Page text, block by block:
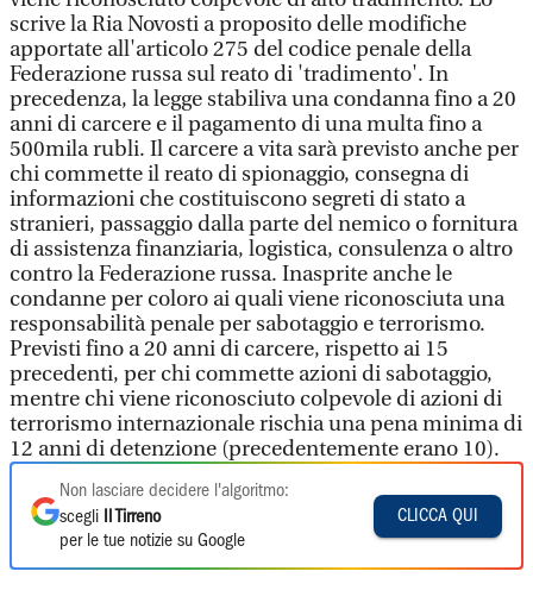
scrive la Ria Novosti a proposito delle modifiche
apportate all'articolo 275 del codice penale della
Federazione russa sul reato di 'tradimento'. In
precedenza, la legge stabiliva una condanna fino a 20
anni di carcere e il pagamento di una multa fino a
500mila rubli. Il carcere a vita sarà previsto anche per
chi commette il reato di spionaggio, consegna di
informazioni che costituiscono segreti di stato a
stranieri, passaggio dalla parte del nemico o fornitura
di assistenza finanziaria, logistica, consulenza o altro
contro la Federazione russa. Inasprite anche le
condanne per coloro ai quali viene riconosciuta una
responsabilità penale per sabotaggio e terrorismo.
Previsti fino a 20 anni di carcere, rispetto ai 15
precedenti, per chi commette azioni di sabotaggio,
mentre chi viene riconosciuto colpevole di azioni di
terrorismo internazionale rischia una pena minima di
12 anni di detenzione (precedentemente erano 10).
Non lasciare decidere l'algoritmo:
scegli
Il Tirreno
per le tue notizie su Google
CLICCA QUI